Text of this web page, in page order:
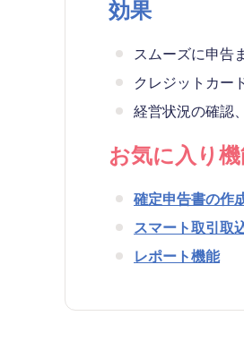
効果
スムーズに申告
クレジットカー
経営状況の確認
お気に入り
確定申告書の作
スマート取引取
レポート機能